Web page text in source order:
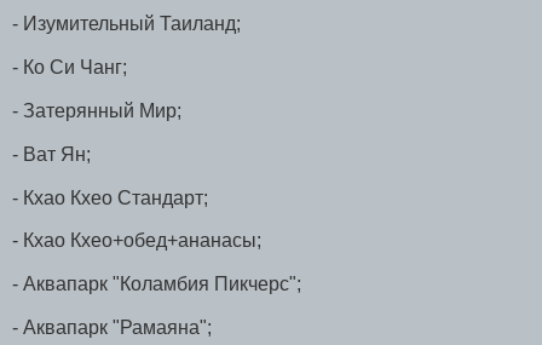
- Изумительный Таиланд;
- Ко Си Чанг;
- Затерянный Мир;
- Ват Ян;
- Кхао Кхео Стандарт;
- Кхао Кхео+обед+ананасы;
- Аквапарк "Коламбия Пикчерс";
- Аквапарк "Рамаяна";